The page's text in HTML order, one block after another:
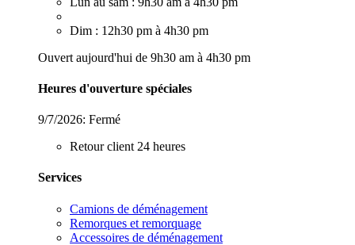
Dim : 12h30 pm à 4h30 pm
Ouvert aujourd'hui de 9h30 am à 4h30 pm
Heures d'ouverture spéciales
9/7/2026: Fermé
Retour client 24 heures
Services
Camions de déménagement
Remorques et remorquage
Accessoires de déménagement